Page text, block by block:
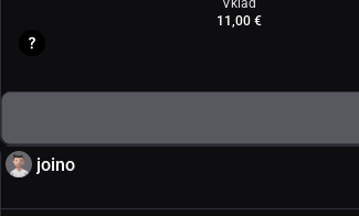
Vklad
11,00 €
joino